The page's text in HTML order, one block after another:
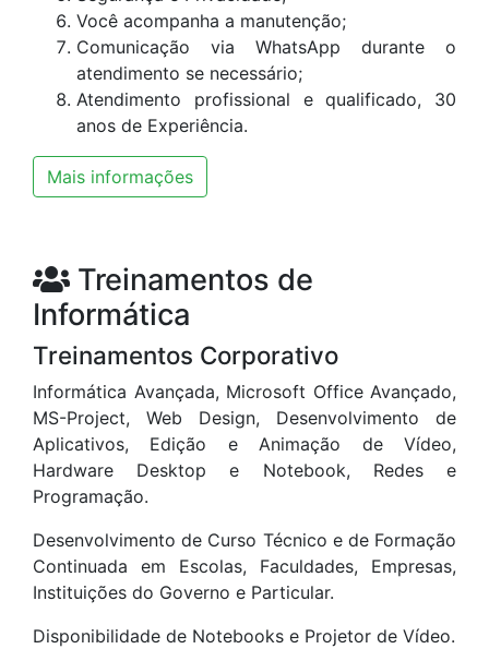
Você acompanha a manutenção;
Comunicação via WhatsApp durante o
atendimento se necessário;
Atendimento profissional e qualificado, 30
anos de Experiência.
Mais informações
Treinamentos de
Informática
Treinamentos Corporativo
Informática Avançada, Microsoft Office Avançado,
MS-Project, Web Design, Desenvolvimento de
Aplicativos, Edição e Animação de Vídeo,
Hardware Desktop e Notebook, Redes e
Programação.
Desenvolvimento de Curso Técnico e de Formação
Continuada em Escolas, Faculdades, Empresas,
Instituições do Governo e Particular.
Disponibilidade de Notebooks e Projetor de Vídeo.